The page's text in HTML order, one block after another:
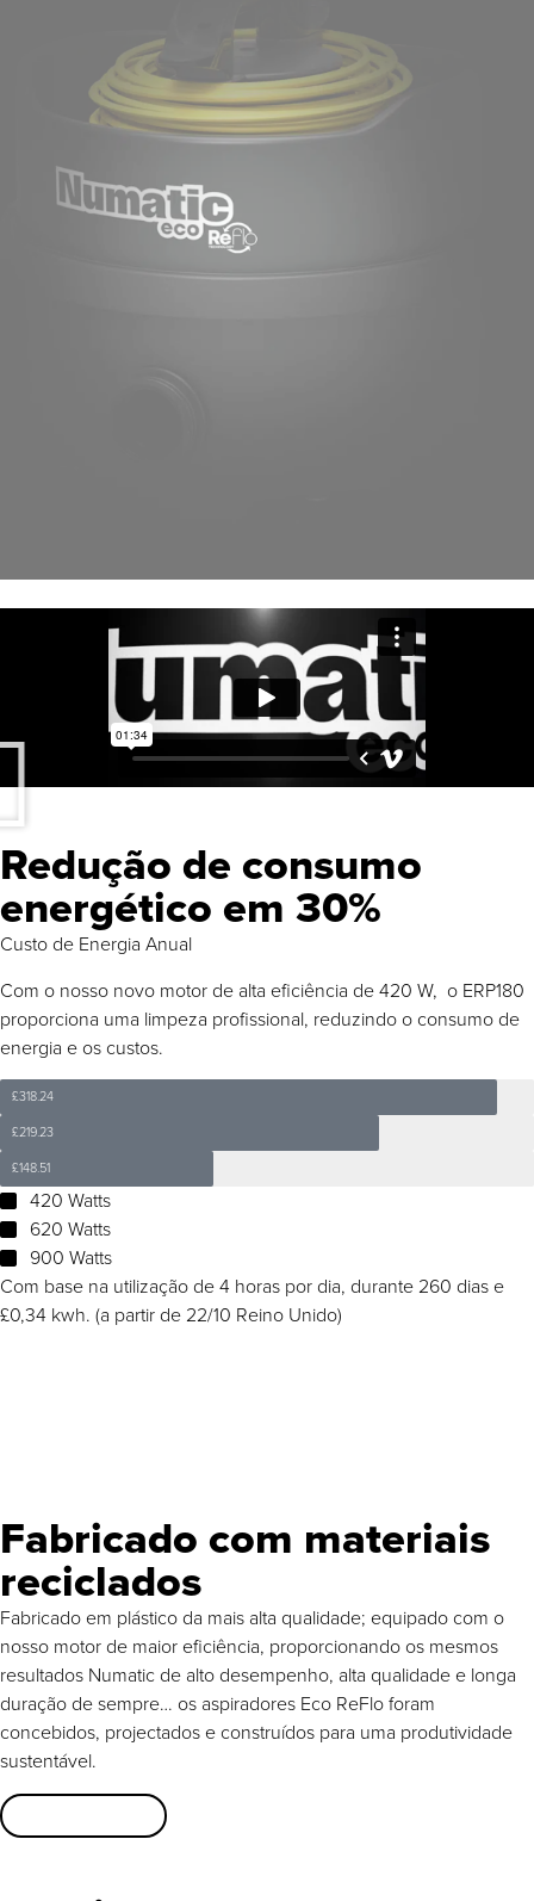
Redução de consumo
energético em 30%
Custo de Energia Anual
Com o nosso novo motor de alta eficiência de 420 W, o ERP180
proporciona uma limpeza profissional, reduzindo o consumo de
energia e os custos.
£318.24
£219.23
£148.51
420 Watts
620 Watts
900 Watts
Com base na utilização de 4 horas por dia, durante 260 dias e
£0,34 kwh. (a partir de 22/10 Reino Unido)
Fabricado com materiais
reciclados
Fabricado em plástico da mais alta qualidade; equipado com o
nosso motor de maior eficiência, proporcionando os mesmos
resultados Numatic de alto desempenho, alta qualidade e longa
duração de sempre… os aspiradores Eco ReFlo foram
concebidos, projectados e construídos para uma produtividade
sustentável.